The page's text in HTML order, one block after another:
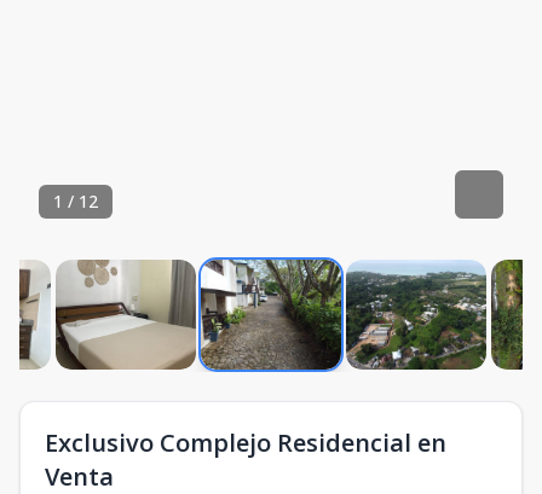
1 / 12
Exclusivo Complejo Residencial en
Venta